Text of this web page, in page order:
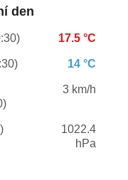
den
17.5 °C
14 °C
3 km/h
1022.4
hPa